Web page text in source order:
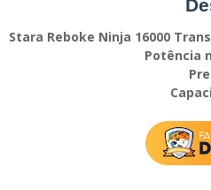
Stara Reboke Ninja 16000
Potência